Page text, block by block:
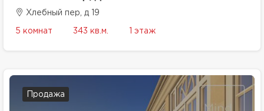
Хлебный пер, д 19
5 комнат 343 кв.м. 1 этаж
Продажа